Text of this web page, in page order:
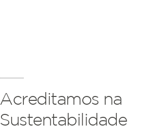
Acreditamos na
Sustentabilidade